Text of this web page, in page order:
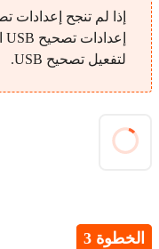
لتفعيل تصحيح USB.
الخطوة 3